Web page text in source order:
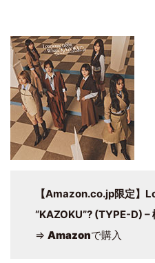
【Amazon.co.jp限定】
“KAZOKU”? (TYPE-D)
⇒ Amazonで購入